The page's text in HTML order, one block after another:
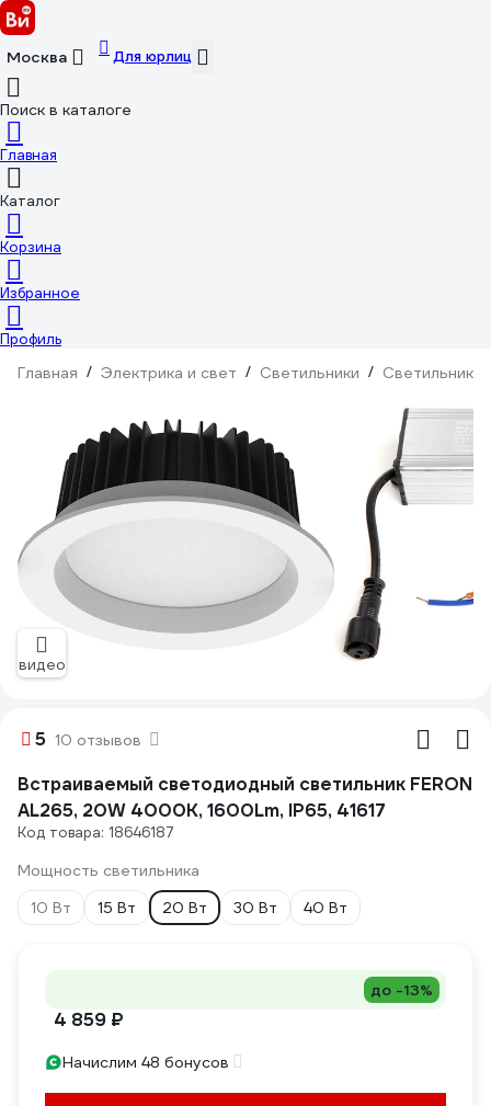
Москва Для юрлиц
Поиск в каталоге
Главная
Каталог
Корзина
Избранное
Профиль
Главная / Электрика и свет / Светильники / Светильники
видео
5 10 отзывов
Встраиваемый светодиодный светильник FERON
AL265, 20W 4000К, 1600Lm, IP65, 41617
Код товара: 18646187
Мощность светильника
10 Вт
15 Вт 20 Вт 30 Вт 40 Вт
до -13%
4 859 ₽
Начислим 48 бонусов